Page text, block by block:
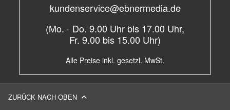
kundenservice@ebnermedia.de
(Mo. - Do. 9.00 Uhr bis 17.00 Uhr,
Fr. 9.00 bis 15.00 Uhr)
Alle Preise inkl. gesetzl. MwSt.
ZURÜCK NACH OBEN